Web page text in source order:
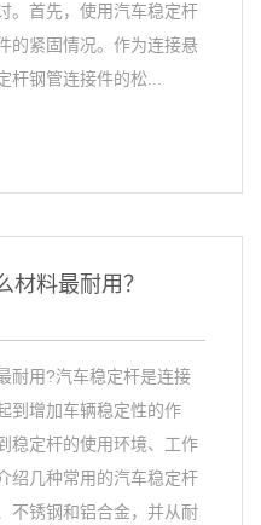
。首先，使用汽车稳定杆
的紧固情况。作为连接悬
杆钢管连接件的松...
材料最耐用？
耐用?汽车稳定杆是连接
到增加车辆稳定性的作
稳定杆的使用环境、工作
绍几种常用的汽车稳定杆
不锈钢和铝合金，并从耐